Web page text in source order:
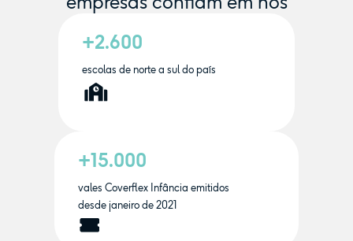
+2.600
escolas de norte a sul do país
+15.000
vales Coverflex Infância emitidos
desde janeiro de 2021